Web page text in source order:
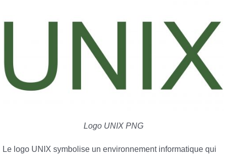
Logo UNIX PNG
Le logo UNIX symbolise un environnement informatique qui